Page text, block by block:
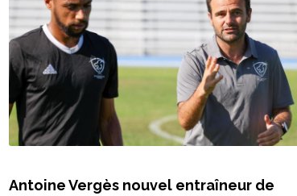
Antoine Vergès nouvel entraîneur de